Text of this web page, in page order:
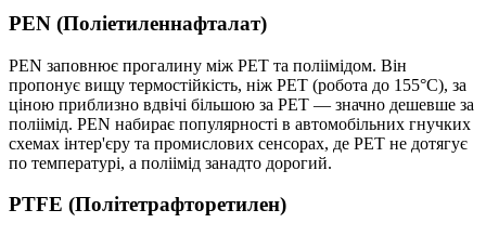
PEN (Поліетиленнафталат)
PEN заповнює прогалину між PET та поліімідом. Він
пропонує вищу термостійкість, ніж PET (робота до 155°C), за
ціною приблизно вдвічі більшою за PET — значно дешевше за
поліімід. PEN набирає популярності в автомобільних гнучких
схемах інтер'єру та промислових сенсорах, де PET не дотягує
по температурі, а поліімід занадто дорогий.
PTFE (Політетрафторетилен)